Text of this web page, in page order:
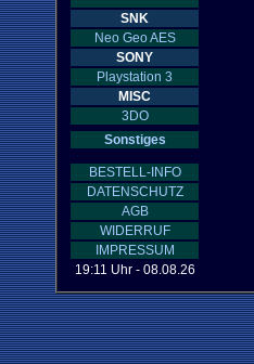
SNK
Neo Geo AES
SONY
Playstation 3
MISC
3DO
Sonstiges
BESTELL-INFO
DATENSCHUTZ
AGB
WIDERRUF
IMPRESSUM
19:11 Uhr - 08.08.26